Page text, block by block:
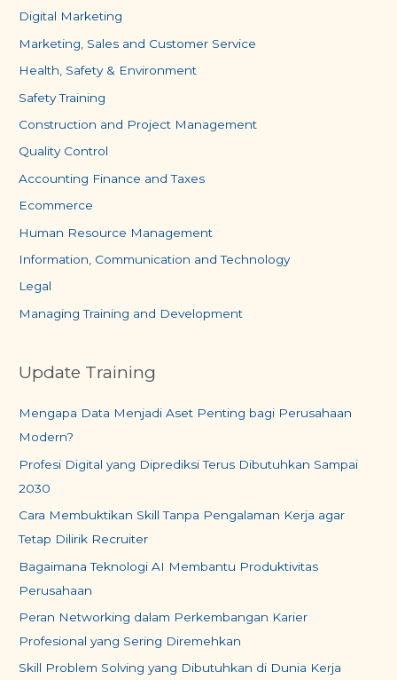
Digital Marketing
Marketing, Sales and Customer Service
Health, Safety & Environment
Safety Training
Construction and Project Management
Quality Control
Accounting Finance and Taxes
Ecommerce
Human Resource Management
Information, Communication and Technology
Legal
Managing Training and Development
Update Training
Mengapa Data Menjadi Aset Penting bagi Perusahaan
Modern?
Profesi Digital yang Diprediksi Terus Dibutuhkan Sampai
2030
Cara Membuktikan Skill Tanpa Pengalaman Kerja agar
Tetap Dilirik Recruiter
Bagaimana Teknologi AI Membantu Produktivitas
Perusahaan
Peran Networking dalam Perkembangan Karier
Profesional yang Sering Diremehkan
Skill Problem Solving yang Dibutuhkan di Dunia Kerja